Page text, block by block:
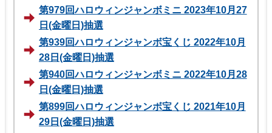
第979回ハロウィンジャンボミニ 2023年10月27
日(金曜日)抽選
第939回ハロウィンジャンボ宝くじ 2022年10月
28日(金曜日)抽選
第940回ハロウィンジャンボミニ 2022年10月28
日(金曜日)抽選
第899回ハロウィンジャンボ宝くじ 2021年10月
29日(金曜日)抽選